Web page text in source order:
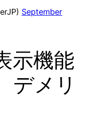
September
示機能
デメリ